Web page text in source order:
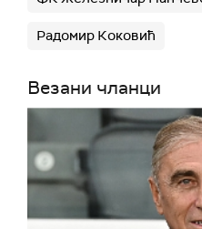
Радомир Коковић
Везани чланци